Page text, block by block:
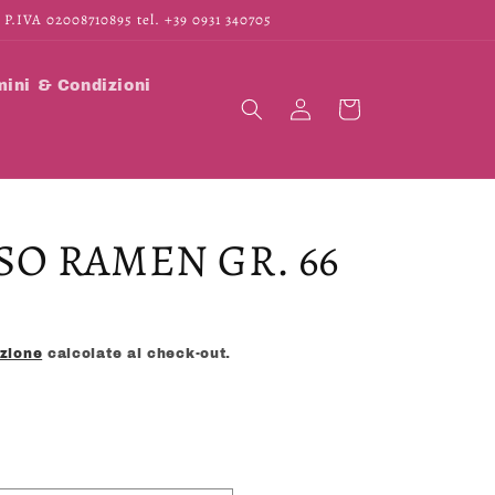
02008710895 tel. +39 0931 340705
& Condizioni
AccediCarrello
RAMEN GR. 66
calcolate al check-out.